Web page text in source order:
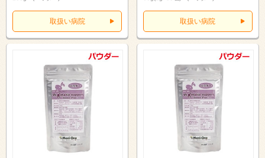
取扱い病院 取扱い病院